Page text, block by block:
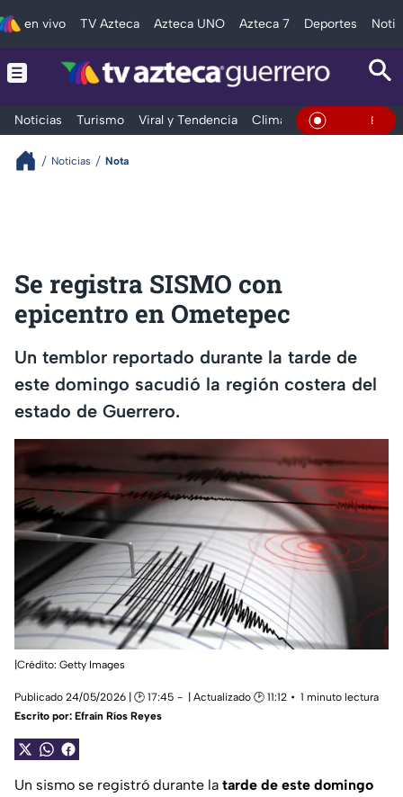
en vivo TV Azteca Azteca UNO Azteca 7 Deportes
Noticias Turismo Viral y Tendencia Clima Deportes En Vivo
Noticias Nota
Se registra SISMO con
epicentro en Ometepec
Un temblor reportado durante la tarde de
este domingo sacudió la región costera del
estado de Guerrero.
|Crédito: Getty Images
Publicado 24/05/2026 | 🕑 17:45 | Actualizado 🕑 11:12
1 minuto lectura
Escrito por: Efraín Ríos Reyes
Un sismo se registró durante la tarde de este domingo